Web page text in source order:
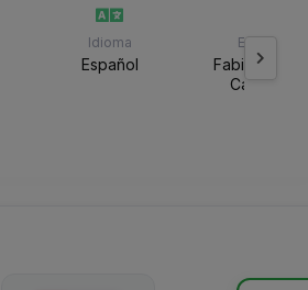
Idioma
Español
Editorial
Fabian
Camacho